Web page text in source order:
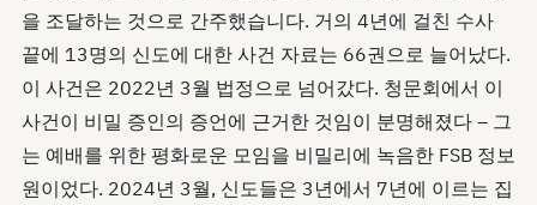
을 조달하는 것으로 간주했습니다. 거의 4년에 걸친 수사
끝에 13명의 신도에 대한 사건 자료는 66권으로 늘어났다.
이 사건은 2022년 3월 법정으로 넘어갔다. 청문회에서 이
사건이 비밀 증인의 증언에 근거한 것임이 분명해졌다 – 그
는 예배를 위한 평화로운 모임을 비밀리에 녹음한 FSB 정보
원이었다. 2024년 3월, 신도들은 3년에서 7년에 이르는 집